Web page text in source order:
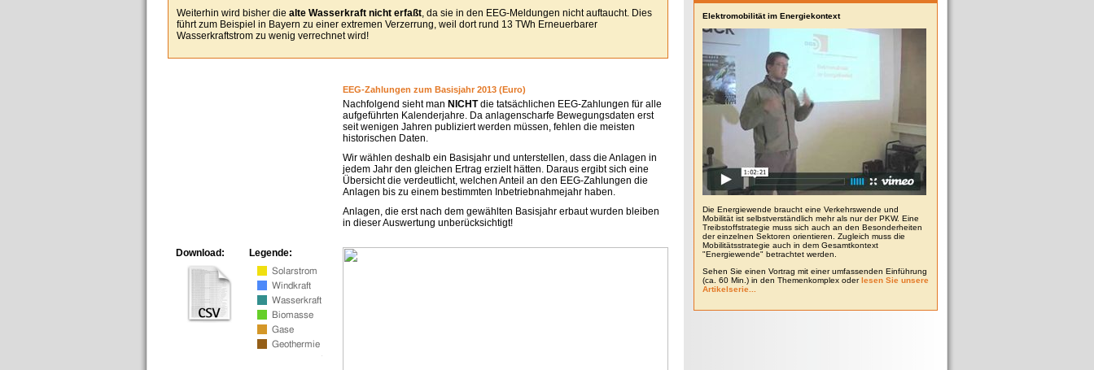
Weiterhin wird bisher die alte Wasserkraft nicht erfaßt, da sie in den EEG-Meldungen nicht auftaucht. Dies
führt zum Beispiel in Bayern zu einer extremen Verzerrung, weil dort rund 13 TWh Erneuerbarer
Wasserkraftstrom zu wenig verrechnet wird!
EEG-Zahlungen zum Basisjahr 2013 (Euro)
Nachfolgend sieht man NICHTdie tatsächlichen EEG-Zahlungen für alle
aufgeführten Kalenderjahre. Da anlagenscharfe Bewegungsdaten erst
seit wenigen Jahren publiziert werden müssen, fehlen die meisten
historischen Daten.
Wir wählen deshalb ein Basisjahr und unterstellen, dass die Anlagen in
jedem Jahr den gleichen Ertrag erzielt hätten. Daraus ergibt sich eine
Übersicht die verdeutlicht, welchen Anteil an den EEG-Zahlungen die
Anlagen bis zu einem bestimmten Inbetriebnahmejahr haben.
Anlagen, die erst nach dem gewählten Basisjahr erbaut wurden bleiben
in dieser Auswertung unberücksichtigt!
Legende:
Download:
Elektromobilität im Energiekontext
Die Energiewende braucht eine Verkehrswende und
Mobilität ist selbstverständlich mehr als nur der PKW. Eine
Treibstoffstrategie muss sich auch an den Besonderheiten
der einzelnen Sektoren orientieren. Zugleich muss die
Mobilitätsstrategie auch in dem Gesamtkontext
"Energiewende" betrachtet werden.
Sehen Sie einen Vortrag mit einer umfassenden Einführung
(ca. 60 Min.) in den Themenkomplex oderlesen Sie unsere
Artikelserie...